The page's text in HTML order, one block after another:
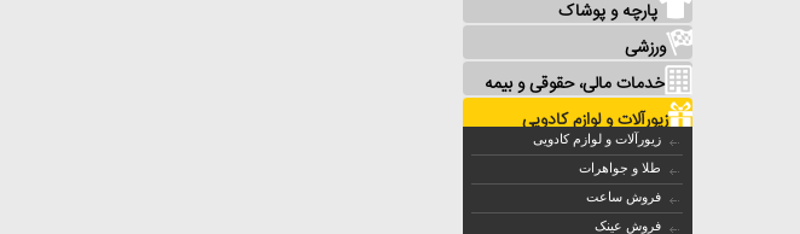
پارچه و پوشاک
ورزشی
خدمات مالی، حقوقی و بیمه
زیورآلات و لوازم کادویی
زیورآلات و لوازم کادویی
طلا و جواهرات
فروش ساعت
فروش عینک